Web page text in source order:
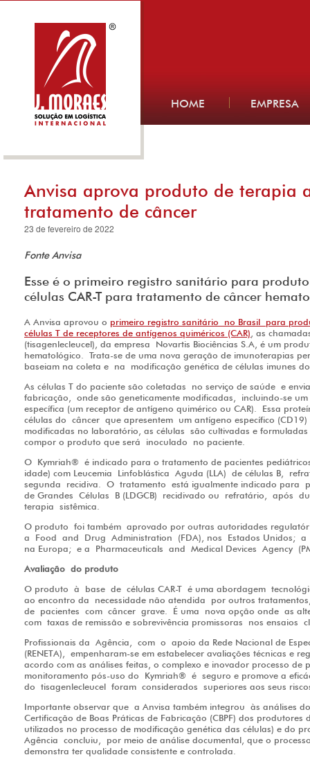
HOME EMPRESA
Anvisa aprova produto de terapia
tratamento de câncer
23 de fevereiro de 2022
Fonte Anvisa
Esse é o primeiro registro sanitário para
células CAR-T para tratamento de câncer
A Anvisa aprovou o primeiro registro sanitário no Brasil para
células T de receptores de antígenos quiméricos (CAR), as
(tisagenlecleucel), da empresa Novartis Biociências S.A, é um
hematológico. Trata-se de uma nova geração de imunoterapias
baseiam na coleta e na modificação genética de células imunes
As células T do paciente são coletadas no serviço de saúde e
fabricação, onde são geneticamente modificadas, incluindo-se
específica (um receptor de antígeno quimérico ou CAR). Essa
células do câncer que apresentem um antígeno específico
modificadas no laboratório, as células são cultivadas e
compor o produto que será inoculado no paciente.
O Kymriah® é indicado para o tratamento de pacientes
idade) com Leucemia Linfoblástica Aguda (LLA) de células B,
segunda recidiva. O tratamento está igualmente indicado para
de Grandes Células B (LDGCB) recidivado ou refratário, após
terapia sistêmica.
O produto foi também aprovado por outras autoridades
a Food and Drug Administration (FDA), nos Estados Unidos;
na Europa; e a Pharmaceuticals and Medical Devices Agency
Avaliação do produto
O produto à base de células CAR-T é uma abordagem
ao encontro da necessidade não atendida por outros
de pacientes com câncer grave. É uma nova opção onde as
com taxas de remissão e sobrevivência promissoras nos ensaios
Profissionais da Agência, com o apoio da Rede Nacional de
(RENETA), empenharam-se em estabelecer avaliações técnicas e
acordo com as análises feitas, o complexo e inovador processo
monitoramento pós-uso do Kymriah® é seguro e promove a
do tisagenlecleucel foram considerados superiores aos seus
Importante observar que a Anvisa também integrou às análises
Certificação de Boas Práticas de Fabricação (CBPF) dos
utilizados no processo de modificação genética das células) e do
Agência concluiu, por meio de análise documental, que o
demonstra ter qualidade consistente e controlada.